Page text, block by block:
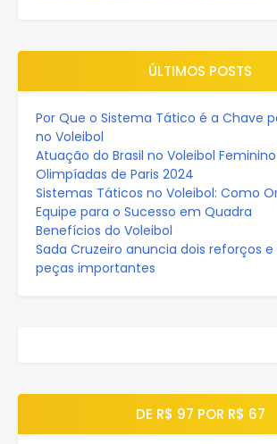
ÚLTIMOS POSTS
Por Que o Sistema Tático é a Chave
no Voleibol
Atuação do Brasil no Voleibol
Olimpíadas de Paris 2024
Sistemas Táticos no Voleibol: Como
Equipe para o Sucesso em Quadra
Benefícios do Voleibol
Sada Cruzeiro anuncia dois reforços
peças importantes
DE R$ 97 POR R$ 67